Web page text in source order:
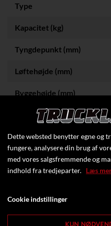
Type
Kapacitet (kg)
Tyngdepunkt (mm)
Løftehøjde (mm)
Byggehøjde (mm)
Klik her for at se
Dette websted benytter egne og
fungere, analysere din brug af
med vores salgsfremmende og
indhold fra tredjeparter. Læs
Cookie indstillinger
KUN